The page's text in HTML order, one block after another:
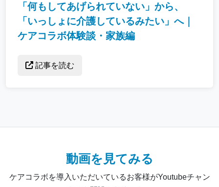
「何もしてあげられていない」から、
「いっしょに介護しているみたい」へ｜
ケアコラボ体験談・家族編
記事を読む
動画を見てみる
ケアコラボを導入いただいているお客様がYoutubeチャン